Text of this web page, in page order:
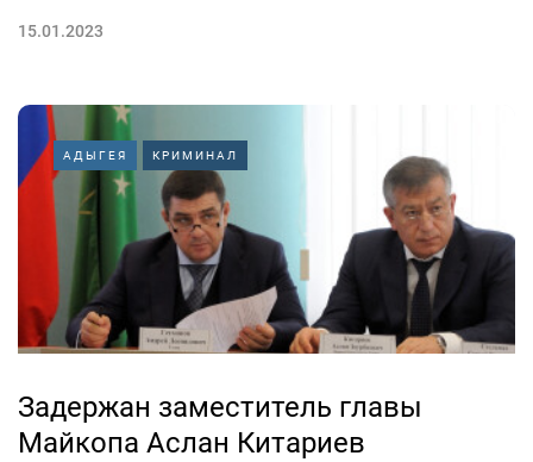
15.01.2023
АДЫГЕЯ КРИМИНАЛ
Задержан заместитель главы
Майкопа Аслан Китариев